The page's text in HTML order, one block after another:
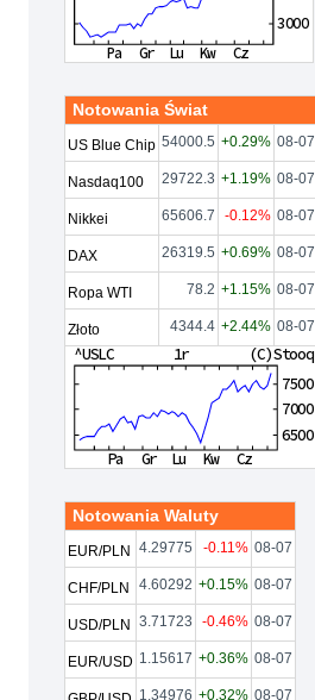
Notowania Świat
US Blue Chip 54000.5 +0.29% 08-07
Nasdaq100 29722.3 +1.19% 08-07
Nikkei 65606.7 -0.12% 08-07
DAX 26319.5 +0.69% 08-07
Ropa WTI 78.2 +1.15% 08-07
Złoto 4344.4 +2.44% 08-07
Notowania Waluty
EUR/PLN 4.29775 -0.11% 08-07
CHF/PLN 4.60292 +0.15% 08-07
USD/PLN 3.71723 -0.46% 08-07
EUR/USD 1.15617 +0.36% 08-07
1.34976 +0.32% 08-07